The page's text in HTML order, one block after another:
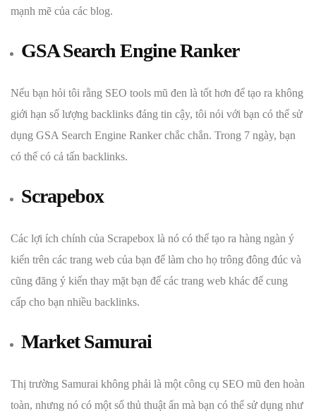
mạnh mẽ của các blog.
GSA Search Engine Ranker
Nếu bạn hỏi tôi rằng SEO tools mũ đen là tốt hơn để tạo ra không
giới hạn số lượng backlinks đáng tin cậy, tôi nói với bạn có thể sử
dụng GSA Search Engine Ranker chắc chắn. Trong 7 ngày, bạn
có thể có cả tấn backlinks.
Scrapebox
Các lợi ích chính của Scrapebox là nó có thể tạo ra hàng ngàn ý
kiến ​​trên các trang web của bạn để làm cho họ trông đông đúc và
cũng đăng ý kiến ​​thay mặt bạn để các trang web khác để cung
cấp cho bạn nhiều backlinks.
Market Samurai
Thị trường Samurai không phải là một công cụ SEO mũ đen hoàn
toàn, nhưng nó có một số thủ thuật ẩn mà bạn có thể sử dụng như